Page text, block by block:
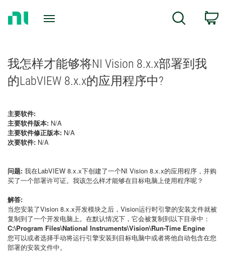
Search
我怎样才能够将NI Vision 8.x.x部署到我
的LabVIEW 8.x.x的应用程序中?
主要软件:
主要软件版本: N/A
主要软件修正版本: N/A
次要软件: N/A
问题: 我在LabVIEW 8.x.x下创建了一个NI Vision 8.x.x的应用程序，并购
买了一个部署许可证。我该怎么样才能够在目标电脑上使用程序呢？
解答:
当您安装了Vision 8.x.x开发模块之后，Vision运行时引擎的安装文件就被
复制到了一个开发电脑上。在默认情况下，它会被复制到以下目录中：
C:\Program Files\National Instruments\Vision\Run-Time Engine
您可以或者选择手动将运行引擎安装到目标电脑中或者将他自动包含在您
部署的安装文件中。